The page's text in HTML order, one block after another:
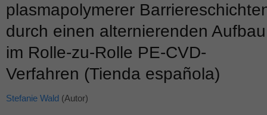
plasmapolymerer
durch einen alternierenden Aufbau
im Rolle-zu-Rolle PE-CVD-
Verfahren (Tienda española)
Stefanie Wald (Autor)